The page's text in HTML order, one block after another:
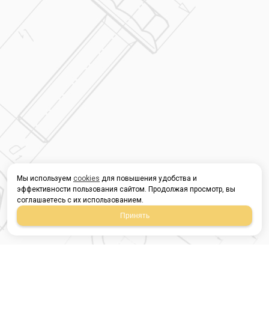
Мы используем cookies для повышения удобства и
эффективности пользования сайтом. Продолжая просмотр, вы
соглашаетесь с их использованием.
Принять